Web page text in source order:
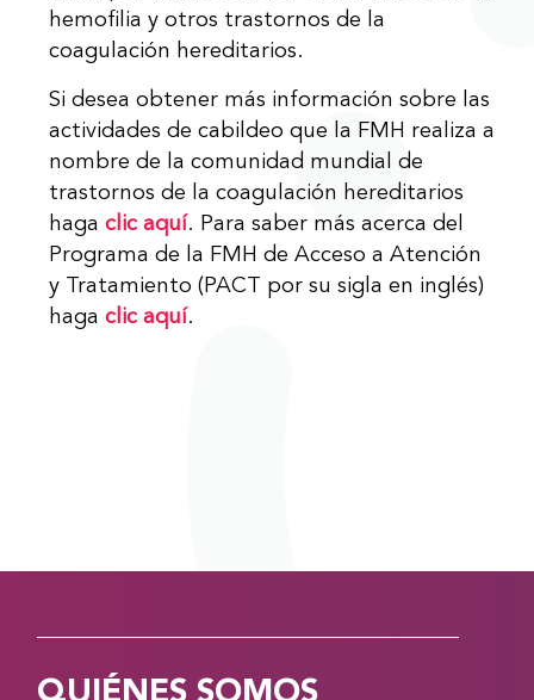
hemofilia y otros trastornos de la
coagulación hereditarios.
Si desea obtener más información sobre las
actividades de cabildeo que la FMH realiza a
nombre de la comunidad mundial de
trastornos de la coagulación hereditarios
hagaclic aquí. Para saber más acerca del
Programa de la FMH de Acceso a Atención
y Tratamiento (PACT por su sigla en inglés)
hagaclic aquí.